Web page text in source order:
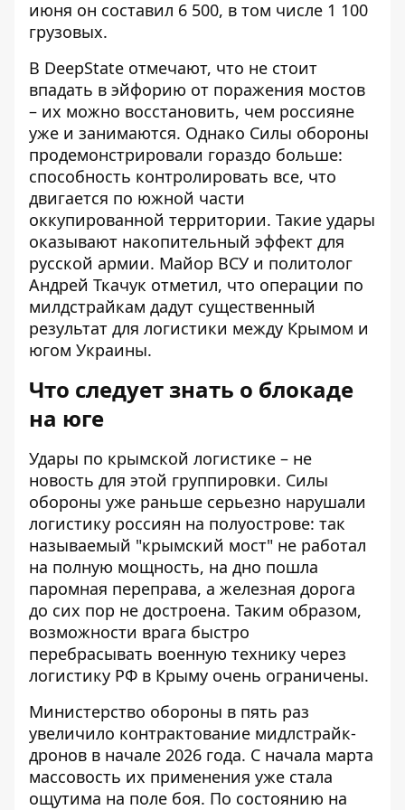
июня он составил 6 500, в том числе 1 100
грузовых.
В DeepState отмечают, что не стоит
впадать в эйфорию от поражения мостов
– их можно восстановить, чем россияне
уже и занимаются. Однако Силы обороны
продемонстрировали гораздо больше:
способность контролировать все, что
двигается по южной части
оккупированной территории. Такие удары
оказывают накопительный эффект для
русской армии. Майор ВСУ и политолог
Андрей Ткачук отметил, что операции по
милдстрайкам дадут существенный
результат для логистики между Крымом и
югом Украины.
Что следует знать о блокаде
на юге
Удары по крымской логистике – не
новость для этой группировки. Силы
обороны уже раньше серьезно нарушали
логистику россиян на полуострове: так
называемый "крымский мост" не работал
на полную мощность, на дно пошла
паромная переправа, а железная дорога
до сих пор не достроена. Таким образом,
возможности врага быстро
перебрасывать военную технику через
логистику РФ в Крыму очень ограничены.
Министерство обороны в пять раз
увеличило контрактование мидлстрайк-
дронов в начале 2026 года. С начала марта
массовость их применения уже стала
ощутима на поле боя. По состоянию на